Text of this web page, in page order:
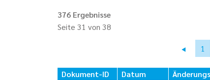
376 Ergebnisse
Seite 31 von 38
1
Dokument-ID Datum